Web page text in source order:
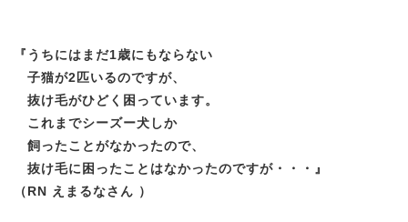
『 うちにはまだ1歳にもならない
子猫が2匹いるのですが、
抜け毛がひどく困っています。
これまでシーズー犬しか
飼ったことがなかったので、
抜け毛に困ったことはなかったのですが・・・ 』
（RN えまるなさん ）